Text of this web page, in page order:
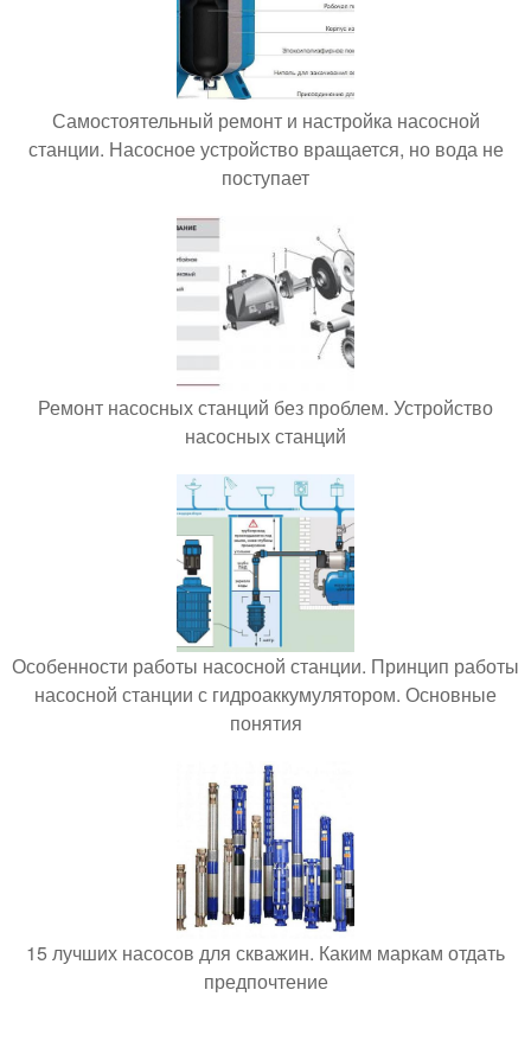
Самостоятельный ремонт и настройка насосной
станции. Насосное устройство вращается, но вода не
поступает
Ремонт насосных станций без проблем. Устройство
насосных станций
Особенности работы насосной станции. Принцип работы
насосной станции с гидроаккумулятором. Основные
понятия
15 лучших насосов для скважин. Каким маркам отдать
предпочтение